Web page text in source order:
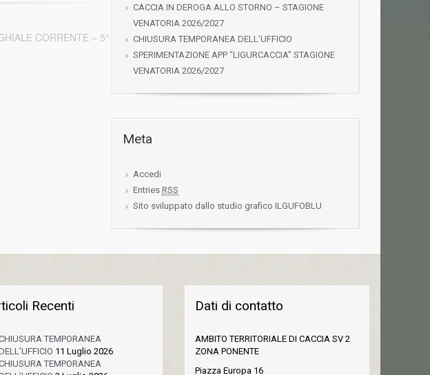
CORRENTE – 5° MEMORIAL ROBERTO BONFIGLIO A OSIGLIA
CACCIA IN DEROGA ALLO STORNO – STAGIONE
VENATORIA 2026/2027
CHIUSURA TEMPORANEA DELL’UFFICIO
SPERIMENTAZIONE APP “LIGURCACCIA” STAGIONE
VENATORIA 2026/2027
Meta
Accedi
Entries RSS
Sito sviluppato dallo studio grafico ILGUFOBLU
Recenti
TEMPORANEA
11 Luglio 2026
TEMPORANEA
Dati di contatto
AMBITO TERRITORIALE DI CACCIA SV 2
ZONA PONENTE
Piazza Europa 16